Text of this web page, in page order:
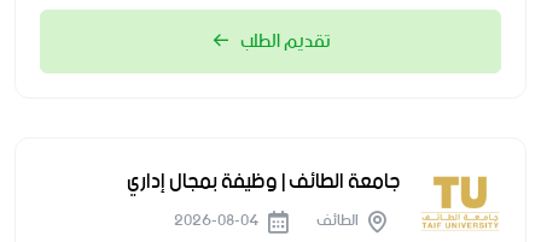
تقديم الطلب
جامعة الطائف | وظيفة بمجال إداري
الطائف